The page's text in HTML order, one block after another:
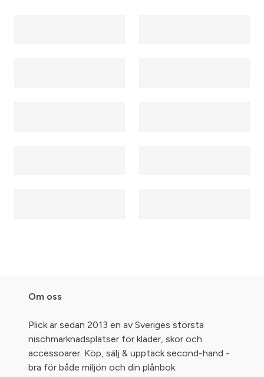
Om oss
Plick är sedan 2013 en av Sveriges största
nischmarknadsplatser för kläder, skor och
accessoarer. Köp, sälj & upptäck second-hand -
bra för både miljön och din plånbok.